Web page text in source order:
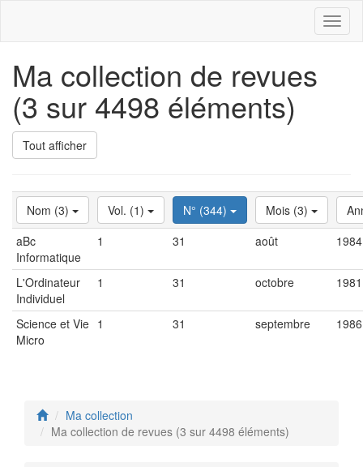
Ma collection de revues
(3 sur 4498 éléments)
Tout afficher
Nom (3) Vol. (1) N° (344) Mois (3)
aBc
Informatique
1 31 août 1984
L'Ordinateur
Individuel
1 31 octobre 1981
Science et Vie
Micro
1 31 septembre 1986
Ma collection
Ma collection de revues (3 sur 4498 éléments)